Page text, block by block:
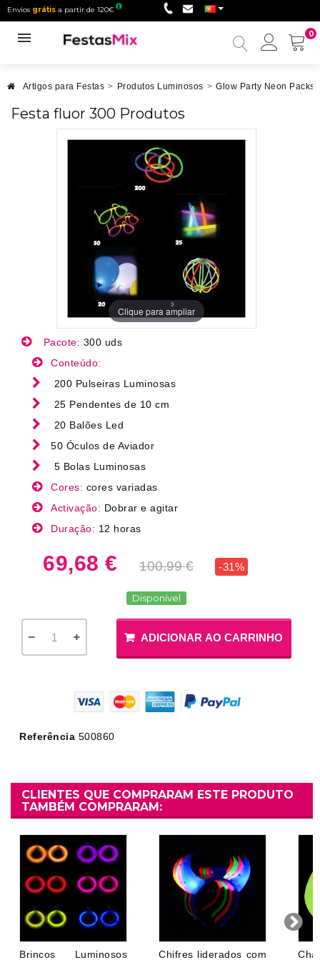
Envios grátis a partir de 120€
0
Minha
Artigos para Festas > Produtos Luminosos > Glow Party Neon Packs
Festa fluor 300 Produtos
Clique para ampliar
Pacote: 300 uds
Conteúdo:
200 Pulseiras Luminosas
25 Pendentes de 10 cm
20 Balões Led
50 Óculos de Aviador
5 Bolas Luminosas
Cores: cores variadas
Activação: Dobrar e agitar
Duração: 12 horas
69,68 € 100,99 € -31%
Disponível
ADICIONAR AO CARRINHO
Referência 500860
CLIENTES QUE COMPRARAM ESTE PRODUTO
TAMBÉM COMPRARAM:
Brincos Luminosos
Chifres liderados com